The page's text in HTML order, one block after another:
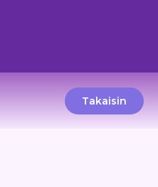
Takaisin